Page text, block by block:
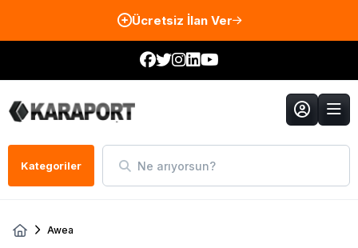
Ücretsiz İlan Ver
Kategoriler Ne arıyorsun?
Awea